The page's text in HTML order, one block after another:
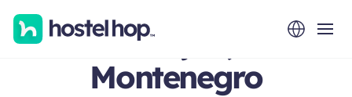
Žabljak,
Montenegro